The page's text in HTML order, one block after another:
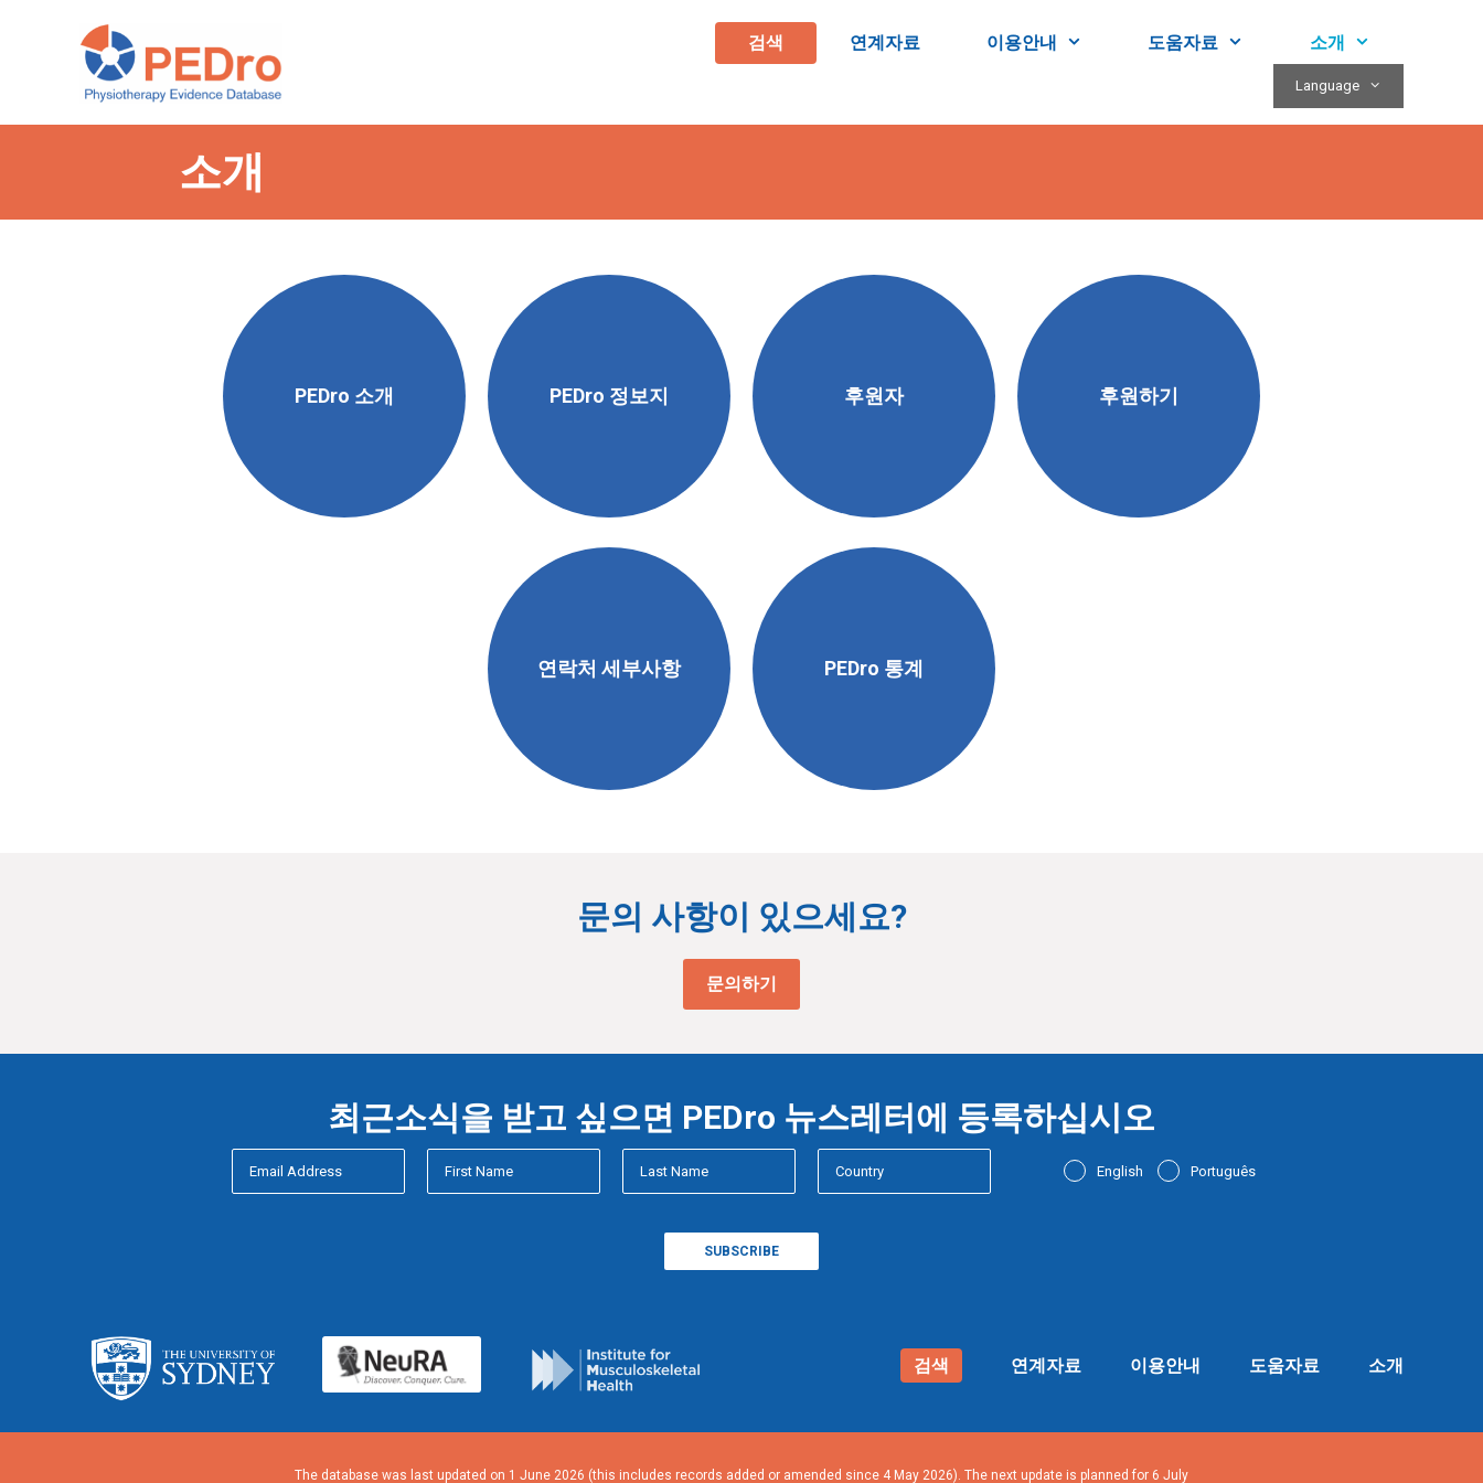
검색 연계자료 이용안내 도움자료 소개
Language
소개
PEDro 소개 PEDro 정보지 후원자 후원하기
연락처 세부사항 PEDro 통계
문의 사항이 있으세요?
문의하기
최근소식을 받고 싶으면 PEDro 뉴스레터에 등록하십시오
English Português
검색 연계자료 이용안내 도움자료 소개
The database was last updated on 1 June 2026 (this includes records added or amended since 4 May 2026). The next update is planned for 6 July